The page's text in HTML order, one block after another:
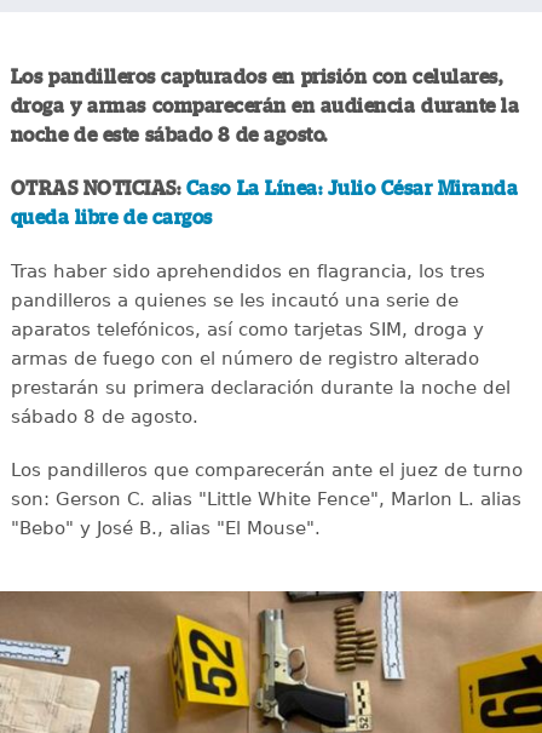
Los pandilleros capturados en prisión con celulares,
droga y armas comparecerán en audiencia durante la
noche de este sábado 8 de agosto.
OTRAS NOTICIAS: Caso La Línea: Julio César Miranda
queda libre de cargos
Tras haber sido aprehendidos en flagrancia, los tres
pandilleros a quienes se les incautó una serie de
aparatos telefónicos, así como tarjetas SIM, droga y
armas de fuego con el número de registro alterado
prestarán su primera declaración durante la noche del
sábado 8 de agosto.
Los pandilleros que comparecerán ante el juez de turno
son: Gerson C. alias "Little White Fence", Marlon L. alias
"Bebo" y José B., alias "El Mouse".